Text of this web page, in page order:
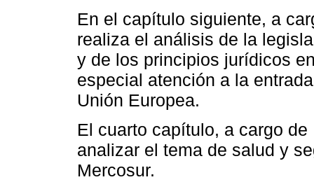
En el capítulo siguiente, a
realiza el análisis de la
y de los principios jurídicos
especial atención a la
Unión Europea.
El cuarto capítulo, a cargo
analizar el tema de salud y
Mercosur.